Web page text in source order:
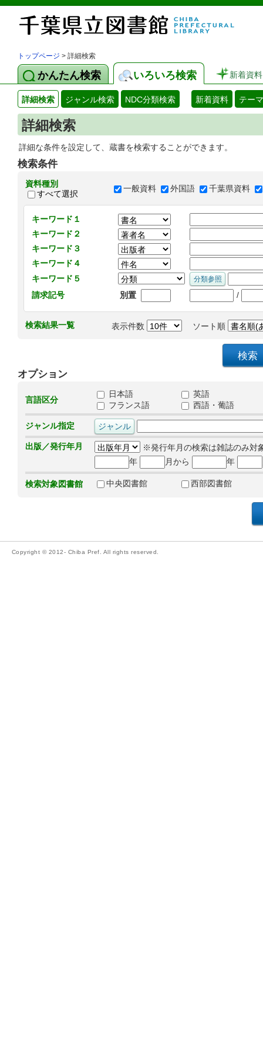
トップページ > 詳細検索
かんたん検索 いろいろ検索 新着資料
詳細検索 ジャンル検索 NDC分類検索 新着資料 テー
詳細検索
詳細な条件を設定して、蔵書を検索することができます。
検索条件
資料種別
すべて選択
一般資料 外国語 千葉県資料
キーワード１
キーワード２
キーワード３
キーワード４
キーワード５
請求記号
別置 /
検索結果一覧 表示件数 ソート順
オプション
言語区分
日本語
英語
フランス語
西語・葡語
ジャンル指定
出版／発行年月
※発行年月の検索は雑誌のみ対
年
月から 年
検索対象図書館 中央図書館 西部図書館
Copyright © 2012- Chiba Pref. All rights reserved.